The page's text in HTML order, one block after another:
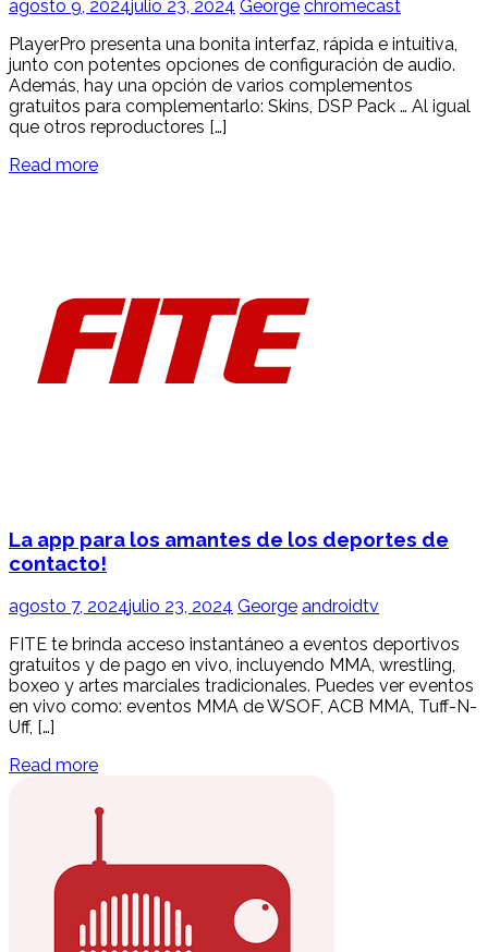
agosto 9, 2024julio 23, 2024 George chromecast
PlayerPro presenta una bonita interfaz, rápida e intuitiva,
junto con potentes opciones de configuración de audio.
Además, hay una opción de varios complementos
gratuitos para complementarlo: Skins, DSP Pack … Al igual
que otros reproductores […]
Read more
La app para los amantes de los deportes de
contacto!
agosto 7, 2024julio 23, 2024 George androidtv
FITE te brinda acceso instantáneo a eventos deportivos
gratuitos y de pago en vivo, incluyendo MMA, wrestling,
boxeo y artes marciales tradicionales. Puedes ver eventos
en vivo como: eventos MMA de WSOF, ACB MMA, Tuff-N-
Uff, […]
Read more